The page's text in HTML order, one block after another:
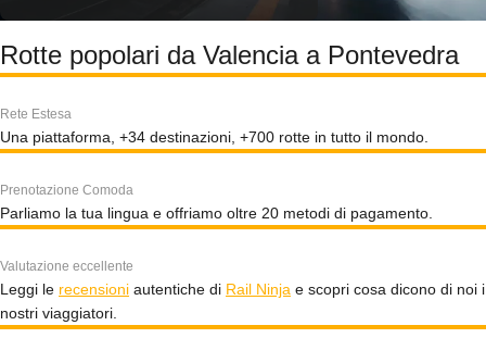
Rotte popolari da Valencia a Pontevedra
Rete Estesa
Una piattaforma, +34 destinazioni, +700 rotte in tutto il mondo.
Prenotazione Comoda
Parliamo la tua lingua e offriamo oltre 20 metodi di pagamento.
Valutazione eccellente
Leggi le recensioni autentiche di Rail Ninja e scopri cosa dicono di noi i
nostri viaggiatori.